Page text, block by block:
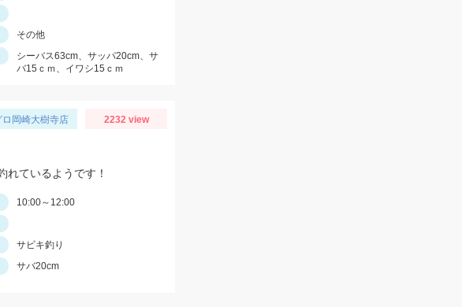
その他
シーバス63cm、サッパ20cm、サ
バ15ｃｍ、イワシ15ｃｍ
ロ岡崎大樹寺店 2232 view
れているようです！
10:00～12:00
サビキ釣り
サバ20cm